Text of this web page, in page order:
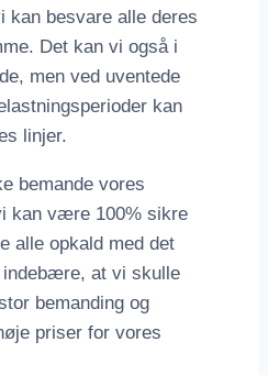
kan besvare alle deres
Det kan vi også i
men ved uventede
kan
linjer.
bemande vores
kan være 100% sikre
alle opkald med det
at vi skulle
bemanding og
priser for vores